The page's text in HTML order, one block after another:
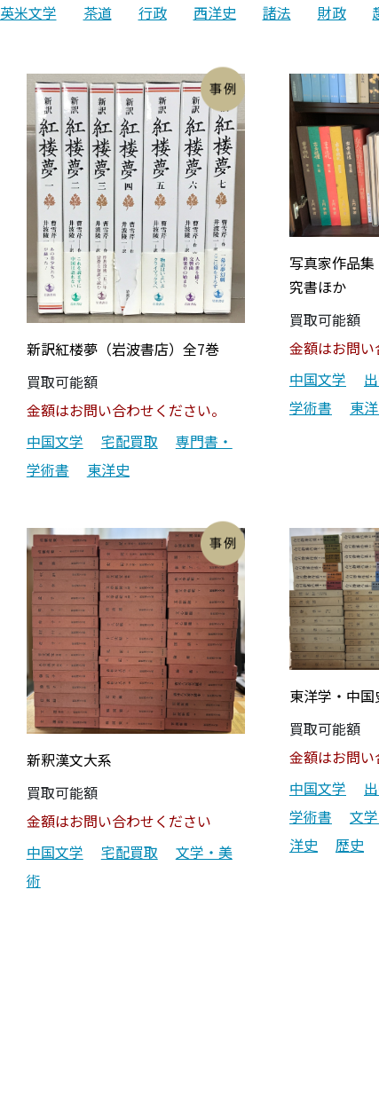
英米文学 茶道 行政 西洋史 諸法 財政
新訳紅楼夢（岩波書店）全7巻
買取可能額
金額はお問い合わせください。
中国文学
宅配買取
専門書・
学術書
東洋史
写真家作品
究書ほか
買取可能額
金額はお問い
中国文学
学術書
東
新釈漢文大系
買取可能額
金額はお問い合わせください
中国文学
宅配買取
文学・美
術
東洋学・中
買取可能額
金額はお問
中国文学
学術書
文
洋史
歴史